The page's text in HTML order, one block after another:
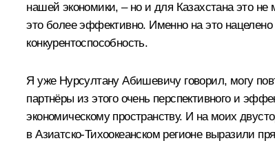
нашей экономики, – но и для Казахстана это
это более эффективно. Именно на это
конкурентоспособность.
Я уже Нурсултану Абишевичу говорил, могу
партнёры из этого очень перспективного и
экономическому пространству. И на моих
в Азиатско-Тихоокеанском регионе выразили